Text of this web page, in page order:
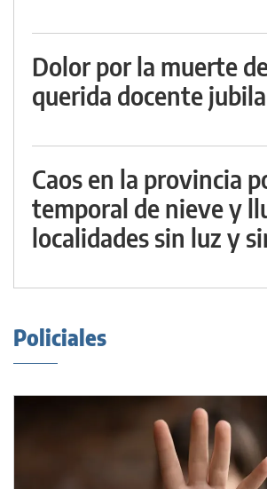
Dolor por la muerte
querida docente
Caos en la provincia
temporal de nieve y
localidades sin luz y
Policiales